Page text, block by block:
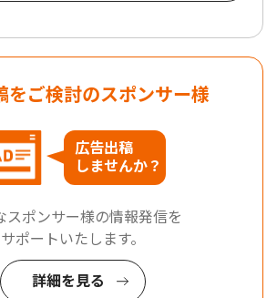
をご検討のスポンサー様
広告出稿
しませんか？
スポンサー様の情報発信を
サポートいたします。
詳細を見る